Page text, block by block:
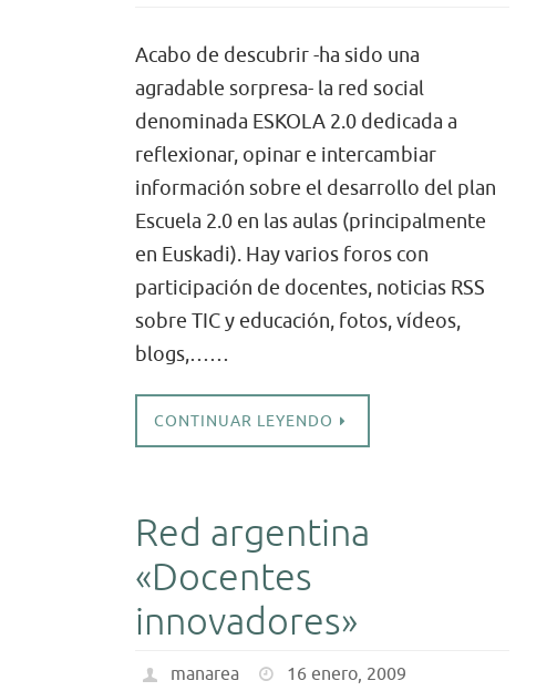
Acabo de descubrir -ha sido una
agradable sorpresa- la red social
denominada ESKOLA 2.0 dedicada a
reflexionar, opinar e intercambiar
información sobre el desarrollo del plan
Escuela 2.0 en las aulas (principalmente
en Euskadi). Hay varios foros con
participación de docentes, noticias RSS
sobre TIC y educación, fotos, vídeos,
blogs,……
CONTINUAR LEYENDO
Red argentina
«Docentes
innovadores»
manarea
16 enero, 2009